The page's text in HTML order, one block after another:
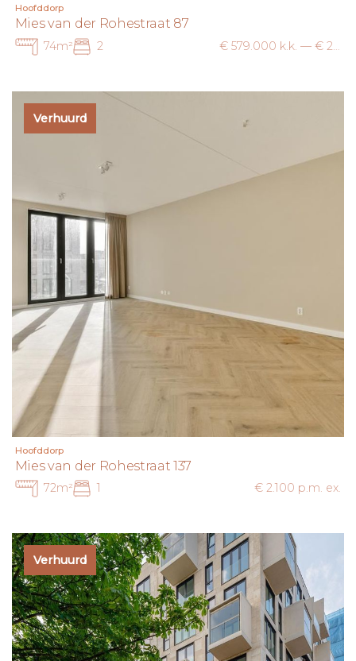
Hoofddorp
Mies van der Rohestraat 87
74m² 2 € 579.000 k.k. — € 2.300 p.m. ex.
Verhuurd
Hoofddorp
Mies van der Rohestraat 137
72m² 1 € 2.100 p.m. ex.
Verhuurd